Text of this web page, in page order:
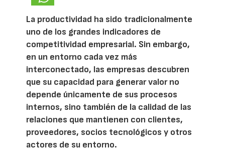
La productividad ha sido tradicionalmente
uno de los grandes indicadores de
competitividad empresarial. Sin embargo,
en un entorno cada vez más
interconectado, las empresas descubren
que su capacidad para generar valor no
depende únicamente de sus procesos
internos, sino también de la calidad de las
relaciones que mantienen con clientes,
proveedores, socios tecnológicos y otros
actores de su entorno.